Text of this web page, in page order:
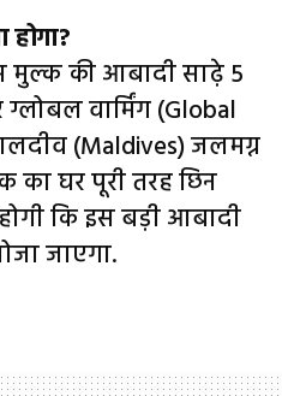
मुल्क की आबादी साढ़े 5
वार्मिंग (Global
(Maldives) जलमग्न
का घर पूरी तरह छिन
कि इस बड़ी आबादी
जाएगा.